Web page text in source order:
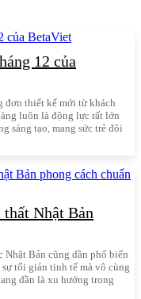
12 của
đơn thiết kế mới từ khách
luôn là động lực rất lớn
sáng tạo, mang sức trẻ đôi
Nhật Bản
Bản cũng dần phổ biến
tối giản tinh tế mà vô cùng
dần là xu hướng trong